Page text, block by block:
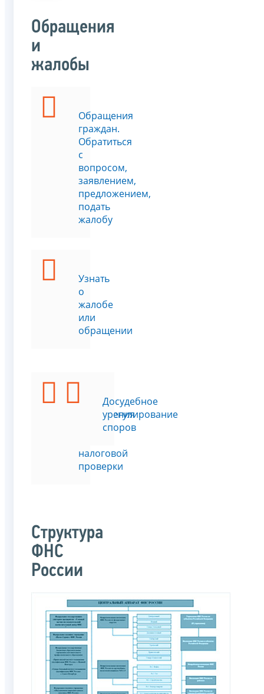
Обращения
и
жалобы
Обращения
граждан.
Обратиться
с
вопросом,
заявлением,
предложением,
подать
жалобу
Узнать
о
жалобе
или
обращении
Подать
возражения
налоговой
проверки
Досудебное
урегулирование
споров
Структура
ФНС
России